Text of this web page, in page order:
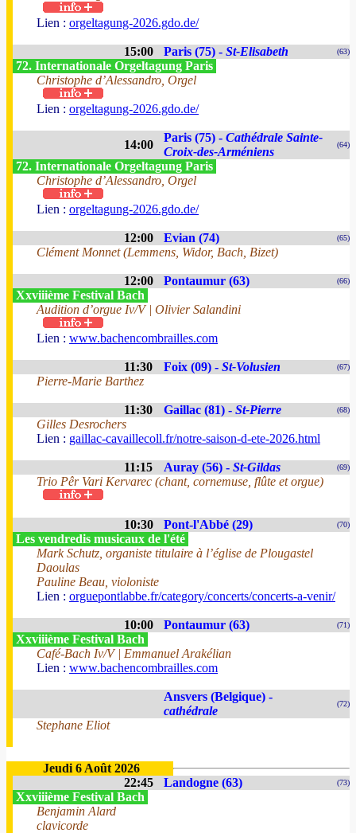
Lien : orgeltagung-2026.gdo.de/
15:00 Paris (75) - St-Elisabeth (63)
72. Internationale Orgeltagung Paris
Christophe d’Alessandro, Orgel
Lien : orgeltagung-2026.gdo.de/
14:00
Paris (75) - Cathédrale Sainte-
Croix-des-Arméniens
(64)
72. Internationale Orgeltagung Paris
Christophe d’Alessandro, Orgel
Lien : orgeltagung-2026.gdo.de/
12:00 Evian (74) (65)
Clément Monnet (Lemmens, Widor, Bach, Bizet)
12:00 Pontaumur (63) (66)
Xxviiième Festival Bach
Audition d’orgue Iv/V | Olivier Salandini
Lien : www.bachencombrailles.com
11:30 Foix (09) - St-Volusien (67)
Pierre-Marie Barthez
11:30 Gaillac (81) - St-Pierre (68)
Gilles Desrochers
Lien : gaillac-cavaillecoll.fr/notre-saison-d-ete-2026.html
11:15 Auray (56) - St-Gildas (69)
Trio Pêr Vari Kervarec (chant, cornemuse, flûte et orgue)
10:30 Pont-l'Abbé (29) (70)
Les vendredis musicaux de l'été
Mark Schutz, organiste titulaire à l’église de Plougastel
Daoulas
Pauline Beau, violoniste
Lien : orguepontlabbe.fr/category/concerts/concerts-a-venir/
10:00 Pontaumur (63) (71)
Xxviiième Festival Bach
Café-Bach Iv/V | Emmanuel Arakélian
Lien : www.bachencombrailles.com
Ansvers (Belgique) -
cathédrale
(72)
Stephane Eliot
Jeudi 6 Août 2026
22:45
Landogne (63) (73)
Xxviiième Festival Bach
Benjamin Alard
clavicorde